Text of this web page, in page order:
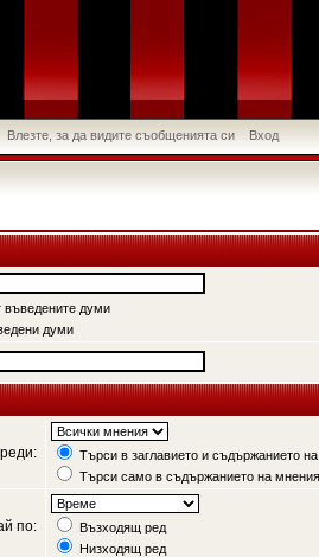
Влезте, за да видите съобщенията си Вход
въведените думи
думи
Търси в заглавието и съдържанието
Търси само в съдържанието на
по:
Възходящ ред
Низходящ ред